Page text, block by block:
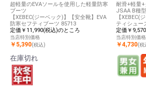
超軽量のEVAソールを使用した軽量防寒
ブーツ
【XEBEC(ジーベック)】【安全靴】EVA
防寒セフティブーツ 85713
定価￥11,990(税込)のところ
当店特別価格
￥5,390(税込)
在庫切れ
耐滑+軽量+
JSAA B種
【XEBEC(
ティシュー
定価￥
当店特別価格
￥4,730(税